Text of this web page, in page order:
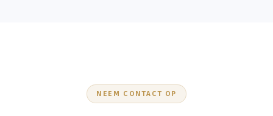
NEEM CONTACT OP